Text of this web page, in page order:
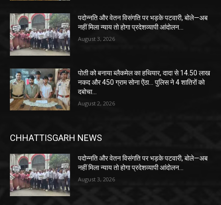
पदोन्नति और वेतन विसंगति पर भड़के पटवारी, बोले—अब
नहीं मिला न्याय तो होगा प्रदेशव्यापी आंदोलन…
August 3, 2026
पोती को बनाया ब्लैकमेल का हथियार, दादा से 14.50 लाख
नकद और 450 ग्राम सोना ऐंठा… पुलिस ने 4 शातिरों को
दबोचा…
August 2, 2026
CHHATTISGARH NEWS
पदोन्नति और वेतन विसंगति पर भड़के पटवारी, बोले—अब
नहीं मिला न्याय तो होगा प्रदेशव्यापी आंदोलन…
August 3, 2026